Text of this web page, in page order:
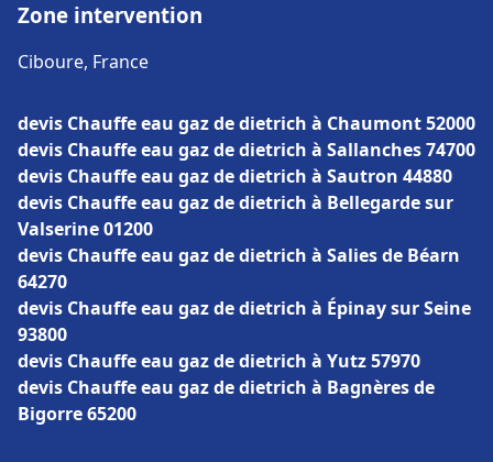
Zone intervention
Ciboure, France
devis Chauffe eau gaz de dietrich à Chaumont 52000
devis Chauffe eau gaz de dietrich à Sallanches 74700
devis Chauffe eau gaz de dietrich à Sautron 44880
devis Chauffe eau gaz de dietrich à Bellegarde sur
Valserine 01200
devis Chauffe eau gaz de dietrich à Salies de Béarn
64270
devis Chauffe eau gaz de dietrich à Épinay sur Seine
93800
devis Chauffe eau gaz de dietrich à Yutz 57970
devis Chauffe eau gaz de dietrich à Bagnères de
Bigorre 65200